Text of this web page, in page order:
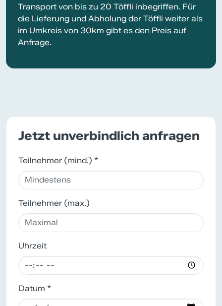
Transport von bis zu 20 Töffli inbegriffen. Für
die Lieferung und Abholung der Töffli weiter als
im Umkreis von 30km gibt es den Preis auf
Anfrage.
Jetzt unverbindlich anfragen
Teilnehmer (mind.) *
Teilnehmer (max.)
Uhrzeit
Datum *